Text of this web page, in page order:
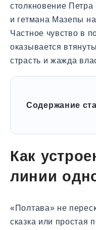
столкновение Петра
и гетмана Мазепы
Частное чувство в
оказывается
страсть и жажда
Содержание
Как
линии
«Полтава» не
сказка или простая